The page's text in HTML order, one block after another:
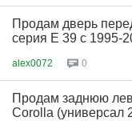
Продам дверь
серия Е 39 с 1995-
alex0072 0
Продам заднюю
Corolla (универсал